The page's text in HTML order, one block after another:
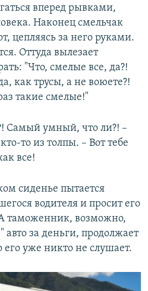
вперед рывками,
Наконец смельчак
цепляясь за него руками.
Оттуда вылезает
"Что, смелые все, да?!
как трусы, а не воюете?!
такие смелые!"
Самый умный, что ли?! –
то из толпы. – Вот тебе
все!
сиденье пытается
водителя и просит его
таможенник, возможно,
за деньги, продолжает
уже никто не слушает.